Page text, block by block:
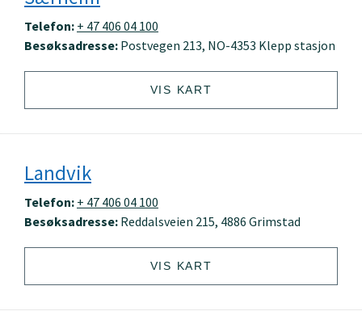
Telefon: + 47 406 04 100
Besøksadresse: Postvegen 213, NO-4353 Klepp stasjon
VIS KART
Landvik
Telefon: + 47 406 04 100
Besøksadresse: Reddalsveien 215, 4886 Grimstad
VIS KART